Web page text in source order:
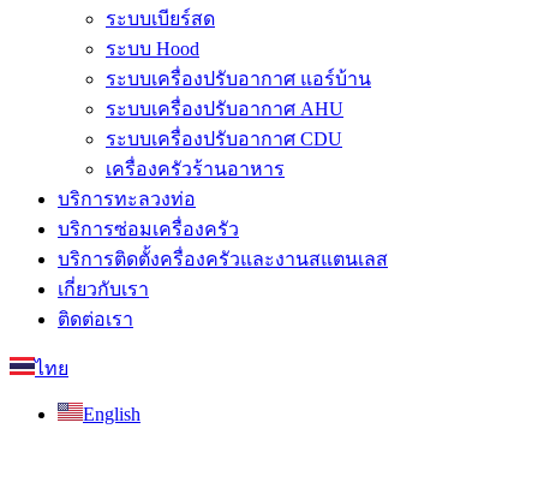
ระบบเบียร์สด
ระบบ Hood
ระบบเครื่องปรับอากาศ แอร์บ้าน
ระบบเครื่องปรับอากาศ AHU
ระบบเครื่องปรับอากาศ CDU
เครื่องครัวร้านอาหาร
บริการทะลวงท่อ
บริการซ่อมเครื่องครัว
บริการติดตั้งครื่องครัวและงานสแตนเลส
เกี่ยวกับเรา
ติดต่อเรา
ไทย
English